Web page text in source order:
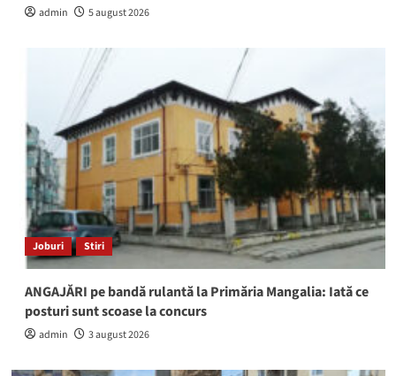
admin 5 august 2026
Joburi Stiri
ANGAJĂRI pe bandă rulantă la Primăria Mangalia: Iată ce
posturi sunt scoase la concurs
admin 3 august 2026